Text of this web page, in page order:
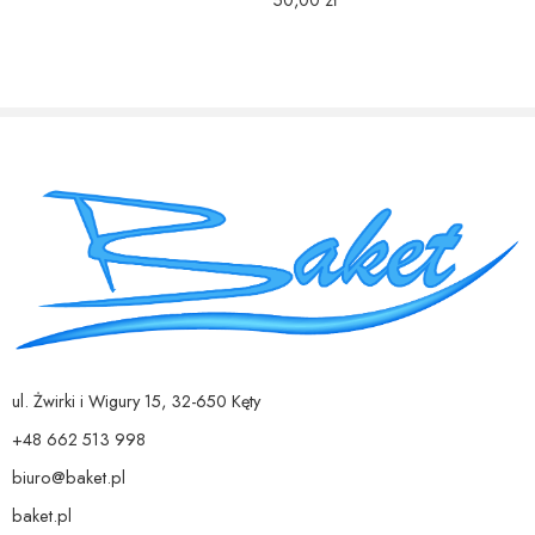
Wszystkie produkty jakie powstają w pracowni są starannie wykonane
Staramy się sprostać największym wymaganiom naszych klientów.
Stawiamy na jakość wykonanych przez nas produktów.
ul. Żwirki i Wigury 15, 32-650 Kęty
+48 662 513 998
biuro@baket.pl
baket.pl